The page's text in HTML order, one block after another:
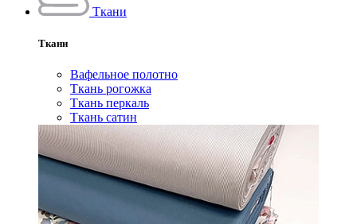
Ткани
Ткани
Вафельное полотно
Ткань рогожка
Ткань перкаль
Ткань сатин